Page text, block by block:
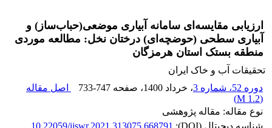
ارزیابی مقایسه‌ای سامانه آبیاری موضعی(حباب‌ساز) و
آبیاری سطحی (حوضچه‌ای) درختان نخل: مطالعه موردی
منطقه بستک استان هرمزگان
تحقیقات آب و خاک ایران
دوره 52، شماره 3
، خرداد 1400 ، صفحه 733-747
اصل مقاله
(
1.2 M
)
نوع مقاله: مقاله پژوهشی
شناسه دیجیتال (DOI):
10.22059/ijswr.2021.313075.668791